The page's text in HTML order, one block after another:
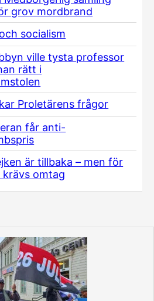
grov mordbrand
socialism
ville tysta professor
rätt i
Proletärens frågor
får anti-
är tillbaka – men för
omtag